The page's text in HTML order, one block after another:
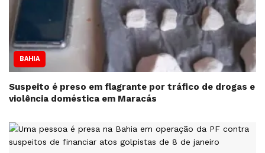
BAHIA
Suspeito é preso em flagrante por tráfico de drogas e
violência doméstica em Maracás